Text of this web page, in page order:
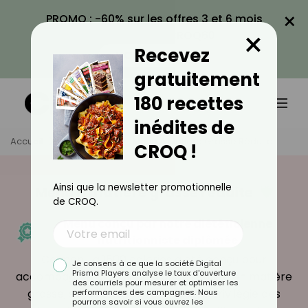
PROMO : -60% sur les offres 3 et 6 mois
VOIR LA PROMO
×
Accueil Programme Menu À Matière Grasse Réduite
Menu à matière grasse réduite
nutritionniste diplômée
Ce menu à 1500 calories a été conçu pour
accompagner une alimentation réduite en matière
grasse, sans renoncer au plaisir. Il privilégie des
Recevez
gratuitement
180 recettes
inédites de
CROQ !
×
Ainsi que la newsletter promotionnelle
de CROQ.
Je consens à ce que la société Digital
Prisma Players analyse le taux d'ouverture
des courriels pour mesurer et optimiser les
performances des campagnes. Nous
pourrons savoir si vous ouvrez les